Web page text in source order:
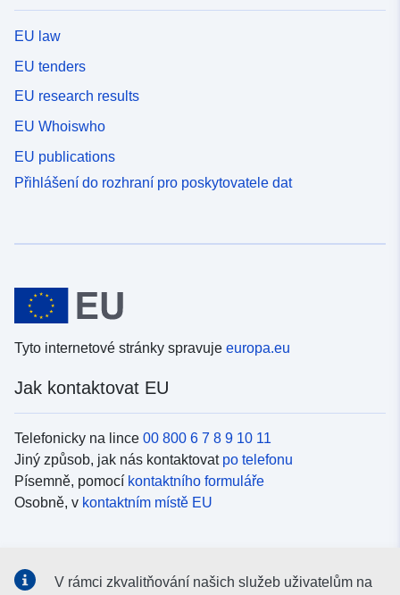
EU law
EU tenders
EU research results
EU Whoiswho
EU publications
Přihlášení do rozhraní pro poskytovatele dat
Tyto internetové stránky spravuje europa.eu
Jak kontaktovat EU
Telefonicky na lince 00 800 6 7 8 9 10 11
Jiný způsob, jak nás kontaktovat po telefonu
Písemně, pomocí kontaktního formuláře
Osobně, v kontaktním místě EU
V rámci zkvalitňování našich služeb uživatelům na